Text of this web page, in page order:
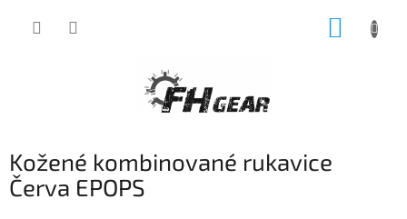
Kožené kombinované rukavice
Červa EPOPS